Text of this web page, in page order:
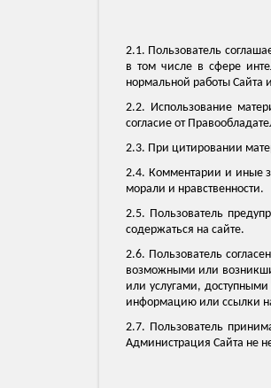
2.1. Пользователь
в том числе в сфере
нормальной работы Сайта
2.2. Использование
согласие от
2.3. При цитировании
2.4. Комментарии и иные
морали и нравственности.
2.5. Пользователь
содержаться на сайте.
2.6. Пользователь
возможными или
или услугами,
информацию или ссылки
2.7. Пользователь
Администрация Сайта не